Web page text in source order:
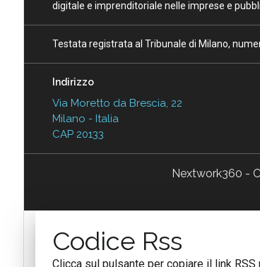
digitale e imprenditoriale nelle imprese e
Testata registrata al Tribunale di Milano,
Indirizzo
Via Moretto da Brescia, 22
Milano - Italia
CAP 20133
Nextwork360 -
Codice Rss
Clicca sul pulsante per copiare il link RSS